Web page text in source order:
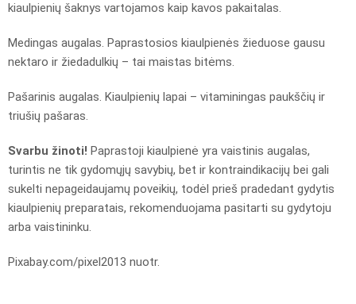
kiaulpienių šaknys vartojamos kaip kavos pakaitalas.
Medingas augalas. Paprastosios kiaulpienės žieduose gausu
nektaro ir žiedadulkių – tai maistas bitėms.
Pašarinis augalas. Kiaulpienių lapai – vitaminingas paukščių ir
triušių pašaras.
Svarbu žinoti! Paprastoji kiaulpienė yra vaistinis augalas,
turintis ne tik gydomųjų savybių, bet ir kontraindikacijų bei gali
sukelti nepageidaujamų poveikių, todėl prieš pradedant gydytis
kiaulpienių preparatais, rekomenduojama pasitarti su gydytoju
arba vaistininku.
Pixabay.com/pixel2013 nuotr.